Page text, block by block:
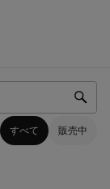
すべて 販売中